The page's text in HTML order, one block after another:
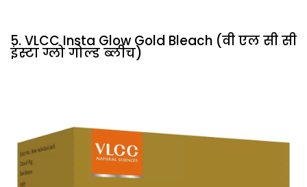
5. VLCC Insta Glow Gold Bleach (वी एल सी सी
इंस्टा ग्लो गोल्ड ब्लीच)